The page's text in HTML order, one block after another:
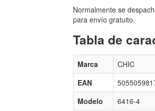
Normalmente se
para envío gratuito.
Tabla de
Marca
CHIC
EAN
Modelo
6416-4